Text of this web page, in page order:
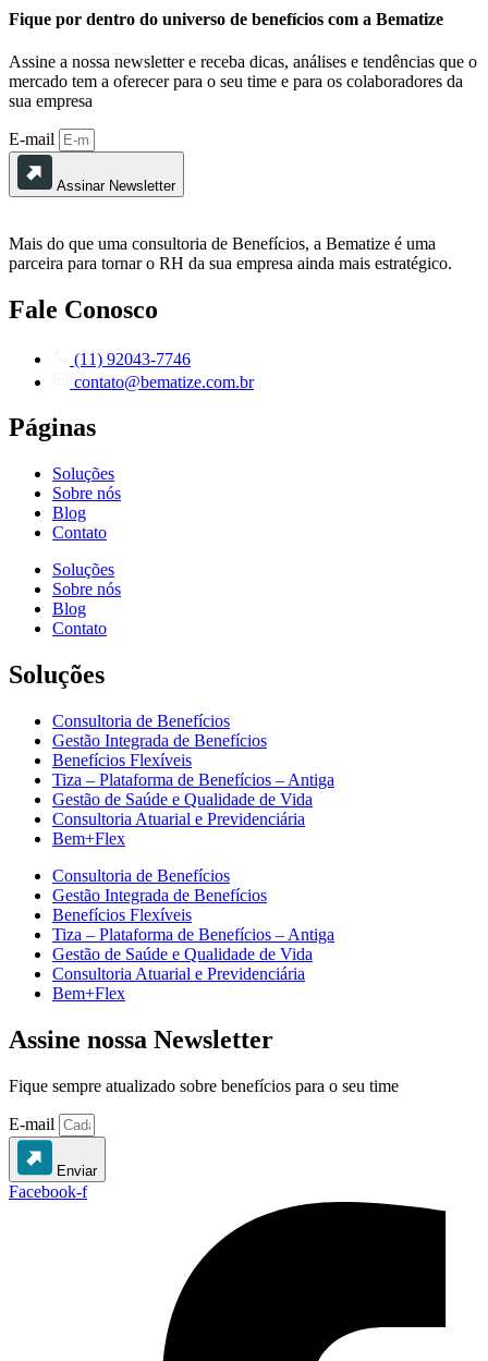
Fique por dentro do universo de benefícios com a Bematize
Assine a nossa newsletter e receba dicas, análises e tendências que o
mercado tem a oferecer para o seu time e para os colaboradores da
sua empresa
E-mail
Assinar Newsletter
Mais do que uma consultoria de Benefícios, a Bematize é uma
parceira para tornar o RH da sua empresa ainda mais estratégico.
Fale Conosco
(11) 92043-7746
contato@bematize.com.br
Páginas
Soluções
Sobre nós
Blog
Contato
Soluções
Sobre nós
Blog
Contato
Soluções
Consultoria de Benefícios
Gestão Integrada de Benefícios
Benefícios Flexíveis
Tiza – Plataforma de Benefícios – Antiga
Gestão de Saúde e Qualidade de Vida
Consultoria Atuarial e Previdenciária
Bem+Flex
Consultoria de Benefícios
Gestão Integrada de Benefícios
Benefícios Flexíveis
Tiza – Plataforma de Benefícios – Antiga
Gestão de Saúde e Qualidade de Vida
Consultoria Atuarial e Previdenciária
Bem+Flex
Assine nossa Newsletter
Fique sempre atualizado sobre benefícios para o seu time
E-mail
Enviar
Facebook-f